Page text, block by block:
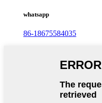
whatsapp
86-18675584035